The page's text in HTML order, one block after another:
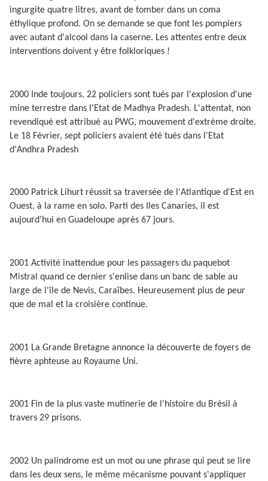
ingurgite quatre litres, avant de tomber dans un coma
éthylique profond. On se demande se que font les pompiers
avec autant d'alcool dans la caserne. Les attentes entre deux
interventions doivent y être folkloriques !
2000 Inde toujours, 22 policiers sont tués par l'explosion d'une
mine terrestre dans l'Etat de Madhya Pradesh. L'attentat, non
revendiqué est attribué au PWG, mouvement d'extrème droite.
Le 18 Février, sept policiers avaient été tués dans l'Etat
d'Andhra Pradesh
2000 Patrick Lihurt réussit sa traversée de l'Atlantique d'Est en
Ouest, à la rame en solo. Parti des Iles Canaries, il est
aujourd'hui en Guadeloupe après 67 jours.
2001 Activité inattendue pour les passagers du paquebot
Mistral quand ce dernier s'enlise dans un banc de sable au
large de l'île de Nevis, Caraïbes. Heureusement plus de peur
que de mal et la croisière continue.
2001 La Grande Bretagne annonce la découverte de foyers de
fièvre aphteuse au Royaume Uni.
2001 Fin de la plus vaste mutinerie de l'histoire du Brésil à
travers 29 prisons.
2002 Un palindrome est un mot ou une phrase qui peut se lire
dans les deux sens, le même mécanisme pouvant s'appliquer